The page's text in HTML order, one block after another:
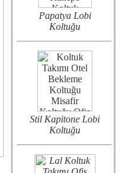
Papatya Lobi
Koltuğu
Stil Kapitone Lobi
Koltuğu